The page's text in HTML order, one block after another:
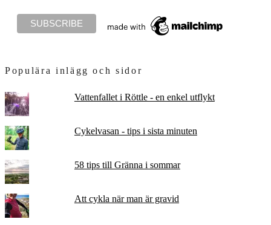
Populära inlägg och sidor
Vattenfallet i Röttle - en enkel utflykt
Cykelvasan - tips i sista minuten
58 tips till Gränna i sommar
Att cykla när man är gravid